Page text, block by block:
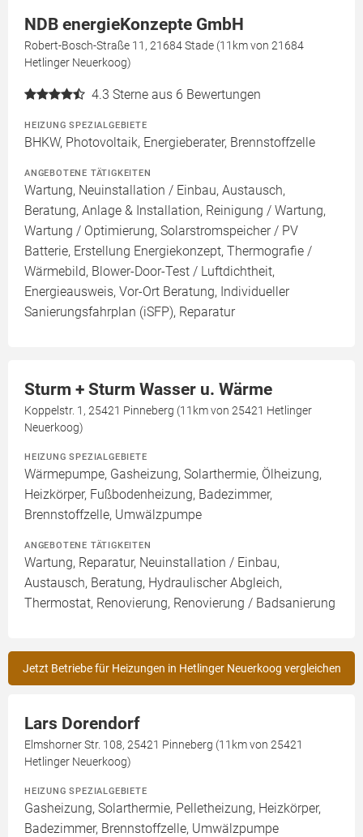
NDB energieKonzepte GmbH
Robert-Bosch-Straße 11, 21684 Stade (11km von 21684
Hetlinger Neuerkoog)
4.3 Sterne aus 6 Bewertungen
HEIZUNG SPEZIALGEBIETE
BHKW, Photovoltaik, Energieberater, Brennstoffzelle
ANGEBOTENE TÄTIGKEITEN
Wartung, Neuinstallation / Einbau, Austausch,
Beratung, Anlage & Installation, Reinigung / Wartung,
Wartung / Optimierung, Solarstromspeicher / PV
Batterie, Erstellung Energiekonzept, Thermografie /
Wärmebild, Blower-Door-Test / Luftdichtheit,
Energieausweis, Vor-Ort Beratung, Individueller
Sanierungsfahrplan (iSFP), Reparatur
Sturm + Sturm Wasser u. Wärme
Koppelstr. 1, 25421 Pinneberg (11km von 25421 Hetlinger
Neuerkoog)
HEIZUNG SPEZIALGEBIETE
Wärmepumpe, Gasheizung, Solarthermie, Ölheizung,
Heizkörper, Fußbodenheizung, Badezimmer,
Brennstoffzelle, Umwälzpumpe
ANGEBOTENE TÄTIGKEITEN
Wartung, Reparatur, Neuinstallation / Einbau,
Austausch, Beratung, Hydraulischer Abgleich,
Thermostat, Renovierung, Renovierung / Badsanierung
Jetzt Betriebe für Heizungen in Hetlinger Neuerkoog vergleichen
Lars Dorendorf
Elmshorner Str. 108, 25421 Pinneberg (11km von 25421
Hetlinger Neuerkoog)
HEIZUNG SPEZIALGEBIETE
Gasheizung, Solarthermie, Pelletheizung, Heizkörper,
Badezimmer, Brennstoffzelle, Umwälzpumpe